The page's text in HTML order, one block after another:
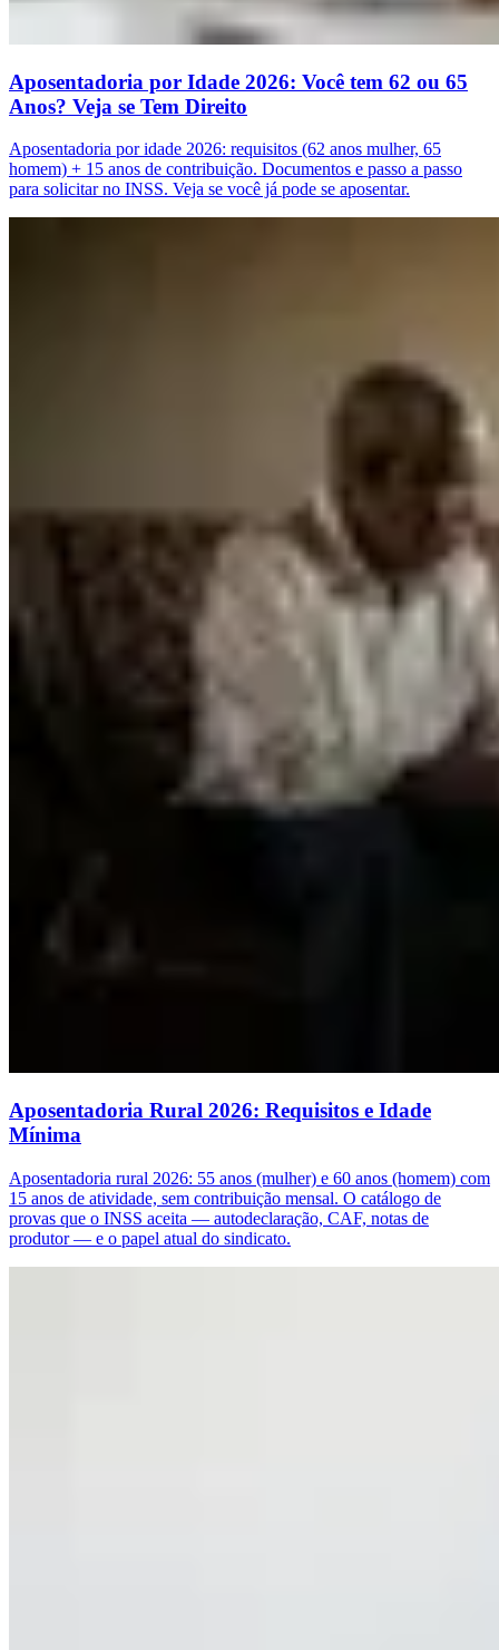
Aposentadoria por Idade 2026: Você tem 62 ou 65
Anos? Veja se Tem Direito
Aposentadoria por idade 2026: requisitos (62 anos mulher, 65
homem) + 15 anos de contribuição. Documentos e passo a passo
para solicitar no INSS. Veja se você já pode se aposentar.
Aposentadoria Rural 2026: Requisitos e Idade
Mínima
Aposentadoria rural 2026: 55 anos (mulher) e 60 anos (homem) com
15 anos de atividade, sem contribuição mensal. O catálogo de
provas que o INSS aceita — autodeclaração, CAF, notas de
produtor — e o papel atual do sindicato.